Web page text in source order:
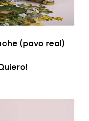
(pavo real)